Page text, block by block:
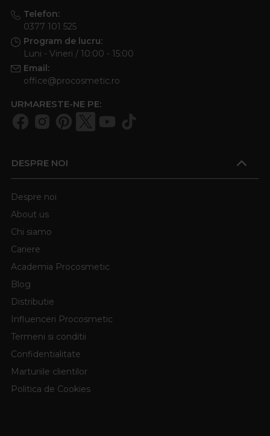
Telefon:
0377 101 525
Program de lucru:
Luni - Vineri / 10:00 - 15:00
Email:
office@procosmetic.ro
URMARESTE-NE PE:
DESPRE NOI
Despre noi
About us
Chi siamo
Cariere
Academia Procosmetic
Blog
Distributie
Influenceri Procosmetic
Termeni si conditii
Confidentialitate
Marturiile clientilor
Politica de Cookies